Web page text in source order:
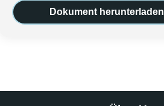
Dokument herunterladen